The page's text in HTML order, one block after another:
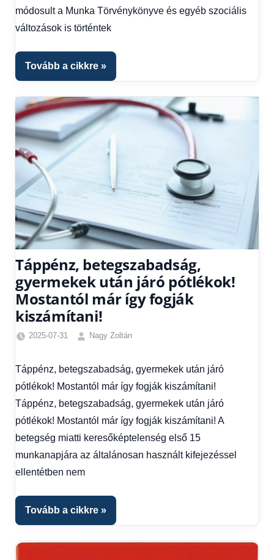
kézből,
módosult a Munka Törvénykönyve és egyéb szociális
változások is történtek
Tovább a cikkre
Táppénz, betegszabadság,
gyermekek után járó pótlékok!
Mostantól már így fogják
kiszámítani!
2025-07-31
Nagy Zoltán
hírek
Gazdaság,
Hírek,
Hírek
kézből,
Hitel
Táppénz, betegszabadság, gyermekek után járó
pótlékok! Mostantól már így fogják kiszámítani!
Táppénz, betegszabadság, gyermekek után járó
pótlékok! Mostantól már így fogják kiszámítani! A
betegség miatti keresőképtelenség első 15
munkanapjára az általánosan használt kifejezéssel
ellentétben nem
Tovább a cikkre